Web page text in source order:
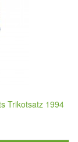
Trikotsatz 1994